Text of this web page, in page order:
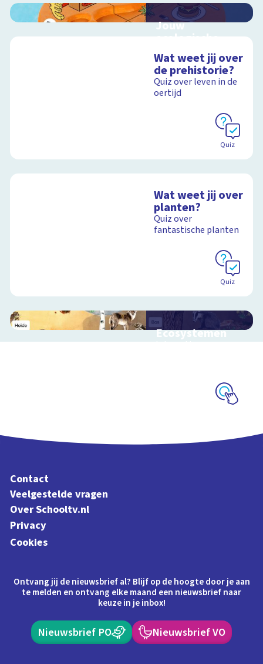
Jouw
ecologische
voetafdruk
Ontdek hoe jouw
levensstijl invloed
heeft op de aarde
Schoolplaat
Wat weet jij over
de prehistorie?
Quiz over leven in de
oertijd
Quiz
Wat weet jij over
planten?
Quiz over
fantastische planten
Quiz
Ecosystemen
Interactieve
Contact
Veelgestelde vragen
Over Schooltv.nl
Privacy
Cookies
Ontvang jij de nieuwsbrief al? Blijf op de hoogte door je aan
te melden en ontvang elke maand een nieuwsbrief naar
keuze in je inbox!
Nieuwsbrief PO Nieuwsbrief VO